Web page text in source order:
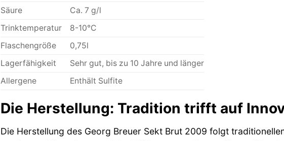
Säure
Ca. 7 g/l
Trinktemperatur
8-10°C
Flaschengröße
0,75l
Lagerfähigkeit
Sehr gut, bis zu 10 Jahre und länger
Allergene
Enthält Sulfite
Die Herstellung: Tradition trifft auf
Die Herstellung des Georg Breuer Sekt Brut 2009 folgt